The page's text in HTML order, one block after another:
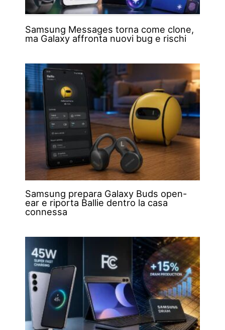
Samsung Messages torna come clone,
ma Galaxy affronta nuovi bug e rischi
Samsung prepara Galaxy Buds open-
ear e riporta Ballie dentro la casa
connessa